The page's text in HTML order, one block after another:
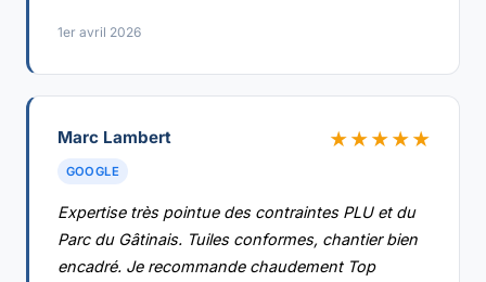
1er avril 2026
Marc Lambert
GOOGLE
★★★★★
Expertise très pointue des contraintes PLU et du
Parc du Gâtinais. Tuiles conformes, chantier bien
encadré. Je recommande chaudement Top